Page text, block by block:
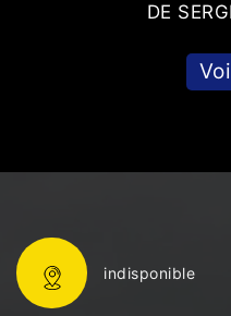
DE
indisponible